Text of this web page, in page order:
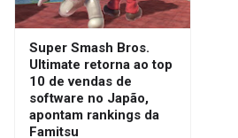
Super Smash Bros.
Ultimate retorna ao top
10 de vendas de
software no Japão,
apontam rankings da
Famitsu